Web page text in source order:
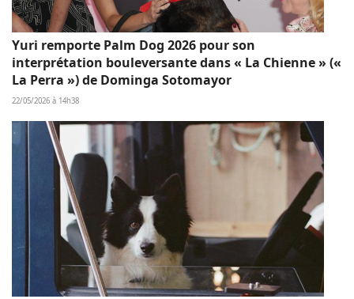
Yuri remporte Palm Dog 2026 pour son
interprétation bouleversante dans « La Chienne » («
La Perra ») de Dominga Sotomayor
22/05/2026 à 14h38